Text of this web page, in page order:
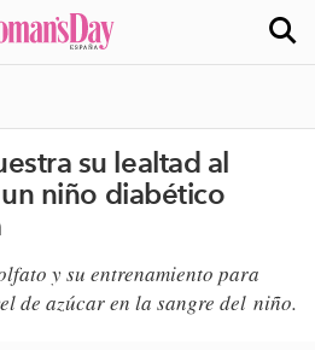
su lealtad al
niño diabético
y su entrenamiento para
de azúcar en la sangre del niño​.